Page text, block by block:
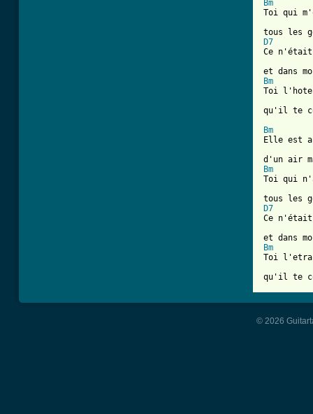
Bm
Toi qui
D7
Ce
Bm
Toi
qu'il te
Bm
Elle est
Bm
Toi qui
D7
Ce
Bm
Toi
qu'il te
© 2026